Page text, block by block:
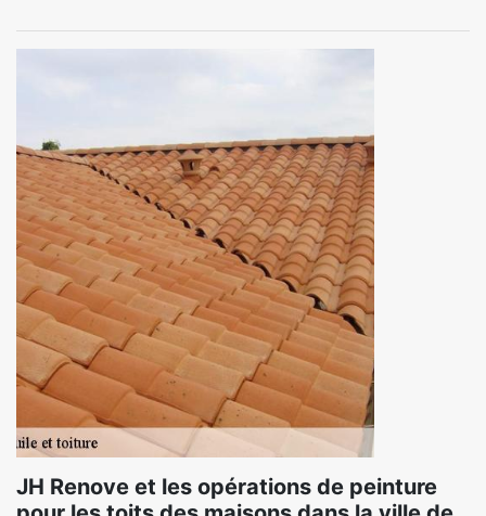
JH Renove et les opérations de peinture